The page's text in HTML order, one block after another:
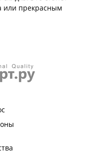
или прекрасным